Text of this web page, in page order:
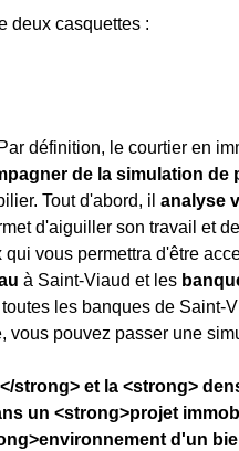
deux casquettes :
définition, le courtier en
de la simulation de
Tout d'abord, il analyse
d'aiguiller son travail et
qui vous permettra d'être
à Saint-Viaud et les
les banques de
pouvez passer une
strong> et la <strong>
un <strong>projet
d'un